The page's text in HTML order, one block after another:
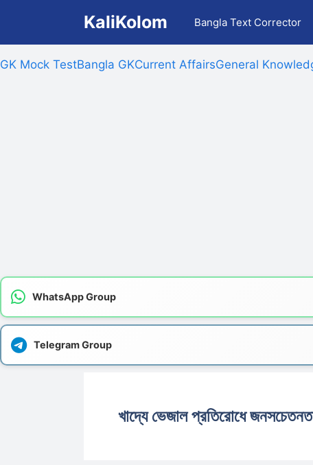
content
KaliKolom Bangla Text Corrector
GK Mock TestBangla GKCurrent AffairsGeneral
WhatsApp Group
Telegram Group
খাদ্যে ভেজাল প্রতিরোধে